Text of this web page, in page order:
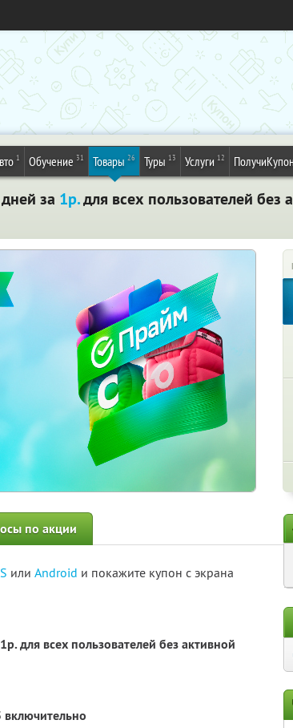
1 Обучение 31 Товары 26 Туры 13 Услуги 12 ПолучиКупон
за 1р.для всех пользователей без
по акции
или Android и покажите купон с экрана
для всех пользователей без активной
включительно